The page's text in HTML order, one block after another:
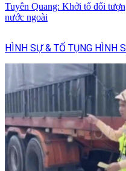
Tuyên Quang: Khởi tố đối
nước ngoài
HÌNH SỰ & TỐ TỤNG HÌNH